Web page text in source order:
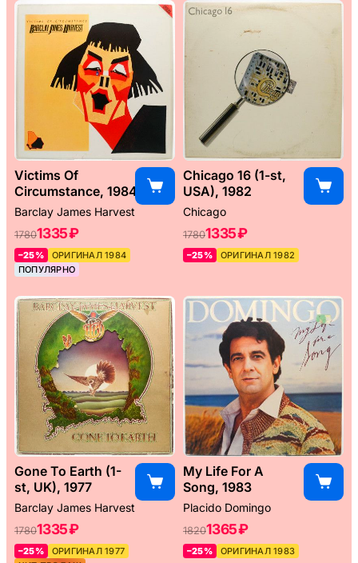
Victims Of
Circumstance, 1984
Barclay James Harvest
17801335 ₽
–25%
ОРИГИНАЛ 1984
ПОПУЛЯРНО
Chicago 16 (1-st,
USA), 1982
Chicago
17801335 ₽
–25% ОРИГИНАЛ 1982
Gone To Earth (1-
st, UK), 1977
Barclay James Harvest
17801335 ₽
–25%
ОРИГИНАЛ 1977
My Life For A
Song, 1983
Placido Domingo
18201365 ₽
–25% ОРИГИНАЛ 1983